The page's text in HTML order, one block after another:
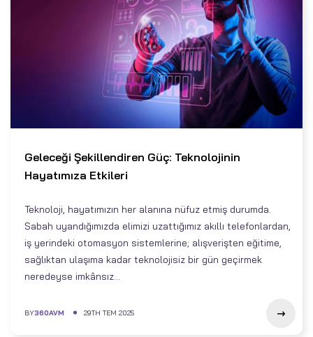
Geleceği Şekillendiren Güç: Teknolojinin
Hayatımıza Etkileri
Teknoloji, hayatımızın her alanına nüfuz etmiş durumda.
Sabah uyandığımızda elimizi uzattığımız akıllı telefonlardan,
iş yerindeki otomasyon sistemlerine; alışverişten eğitime,
sağlıktan ulaşıma kadar teknolojisiz bir gün geçirmek
neredeyse imkânsız...
BY360AVM 29TH TEM 2025